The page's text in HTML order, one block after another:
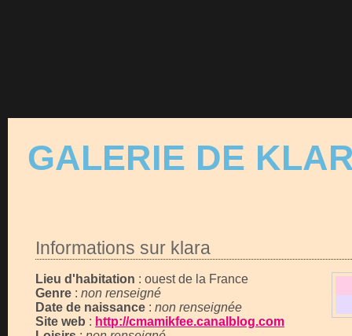
GALERIE DE
Informations sur klara
Lieu d'habitation : ouest de la France
Genre : non renseigné
Date de naissance : non renseignée
Site web : http://cmamikfee.canalblog.com